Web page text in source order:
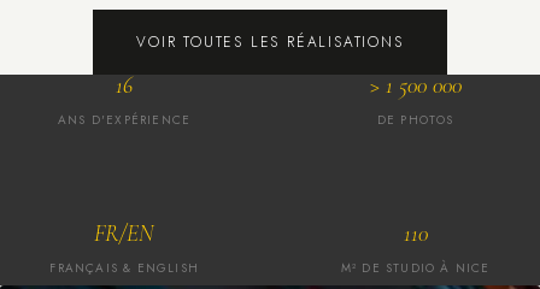
VOIR TOUTES LES RÉALISATIONS
16
ANS D'EXPÉRIENCE
> 1 500 000
DE PHOTOS
FR/EN
FRANÇAIS & ENGLISH
110
M² DE STUDIO À NICE